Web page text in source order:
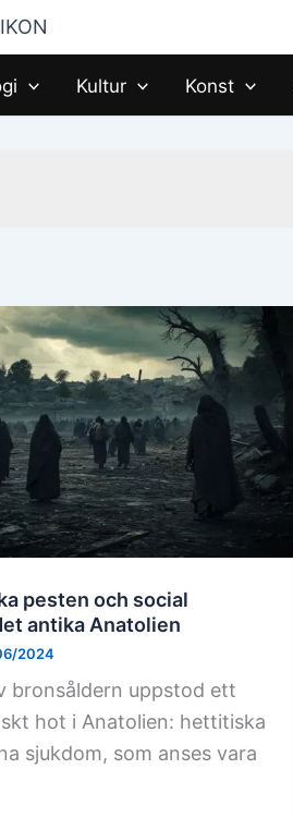
Kultur Konst
pesten och social
antika Anatolien
2024
bronsåldern uppstod ett
hot i Anatolien: hettitiska
sjukdom, som anses vara